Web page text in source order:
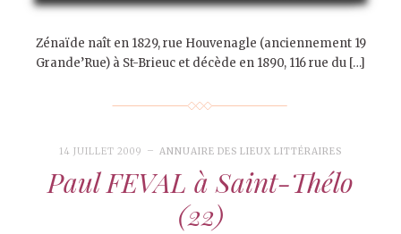
Zénaïde naît en 1829, rue Houvenagle (anciennement 19
Grande’Rue) à St-Brieuc et décède en 1890, 116 rue du […]
14 JUILLET 2009 ANNUAIRE DES LIEUX LITTÉRAIRES
Paul FEVAL à Saint-Thélo
(22)